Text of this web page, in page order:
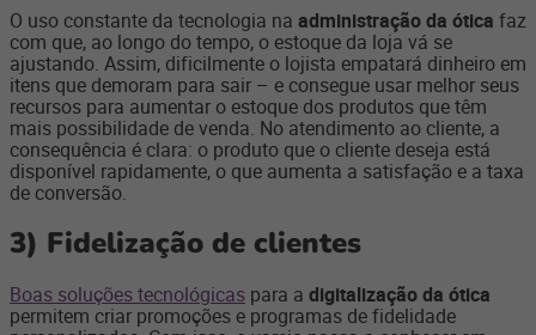
O uso constante da tecnologia na administração da ótica faz
com que, ao longo do tempo, o estoque da loja vá se
ajustando. Assim, dificilmente o lojista empatará dinheiro em
itens que demoram para sair – e consegue usar melhor seus
recursos para aumentar o estoque dos produtos que têm
mais possibilidade de venda. No atendimento ao cliente, a
consequência é clara: o produto que o cliente deseja está
disponível rapidamente, o que aumenta a satisfação e a taxa
de conversão.
3) Fidelização de clientes
Boas soluções tecnológicas para a digitalização da ótica
permitem criar promoções e programas de fidelidade